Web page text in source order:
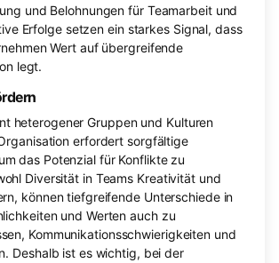
und Belohnungen für Teamarbeit und
Erfolge setzen ein starkes Signal, dass
Wert auf übergreifende
legt.
heterogener Gruppen und Kulturen
erfordert sorgfältige
das Potenzial für Konflikte zu
Diversität in Teams Kreativität und
können tiefgreifende Unterschiede in
und Werten auch zu
Kommunikationsschwierigkeiten und
Deshalb ist es wichtig, bei der